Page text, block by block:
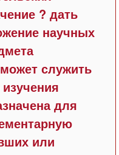
? дать
научных
служить
для
или